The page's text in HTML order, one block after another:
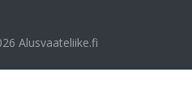
Alusvaateliike.fi